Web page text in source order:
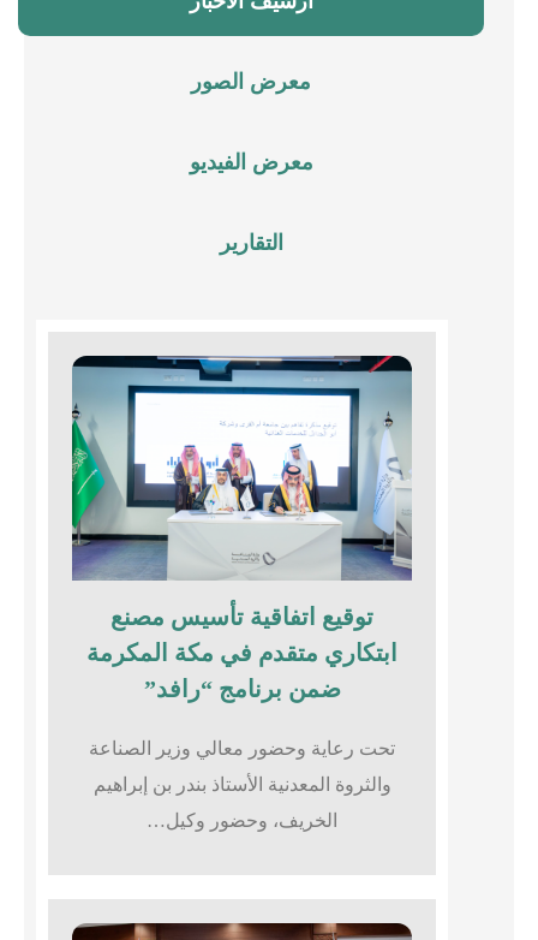
معرض الصور
معرض الفيديو
التقارير
توقيع اتفاقية تأسيس مصنع
ابتكاري متقدم في مكة المكرمة
ضمن برنامج “رافد”
تحت رعاية وحضور معالي وزير الصناعة
والثروة المعدنية الأستاذ بندر بن إبراهيم
الخريف، وحضور وكيل…